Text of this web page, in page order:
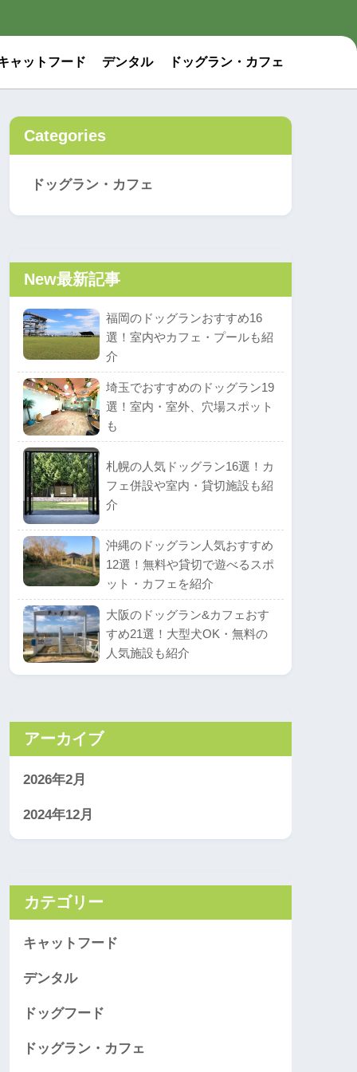
ャットフード デンタル ドッグラン・カフェ
Categories
ドッグラン・カフェ
New最新記事
福岡のドッグランおすすめ16
選！室内やカフェ・プールも紹
介
埼玉でおすすめのドッグラン19
選！室内・室外、穴場スポット
も
札幌の人気ドッグラン16選！カ
フェ併設や室内・貸切施設も紹
介
沖縄のドッグラン人気おすすめ
12選！無料や貸切で遊べるスポ
ット・カフェを紹介
大阪のドッグラン&カフェおす
すめ21選！大型犬OK・無料の
人気施設も紹介
アーカイブ
2026年2月
2024年12月
カテゴリー
キャットフード
デンタル
ドッグフード
ドッグラン・カフェ